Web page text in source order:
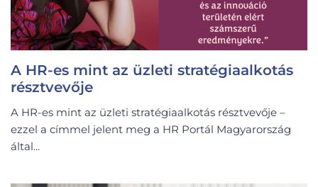
A HR-es mint az üzleti stratégiaalkotás
résztvevője
A HR-es mint az üzleti stratégiaalkotás résztvevője –
ezzel a címmel jelent meg a HR Portál Magyarország
által...